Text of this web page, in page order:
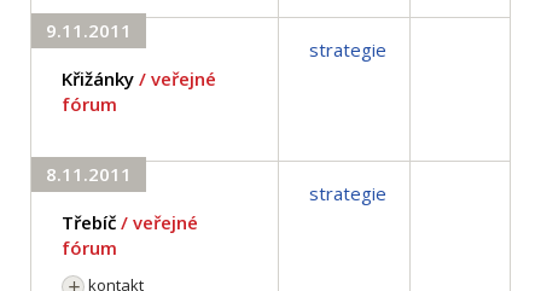
9.11.2011
Křižánky / veřejné
fórum
strategie
8.11.2011
Třebíč / veřejné
fórum
kontakt
strategie